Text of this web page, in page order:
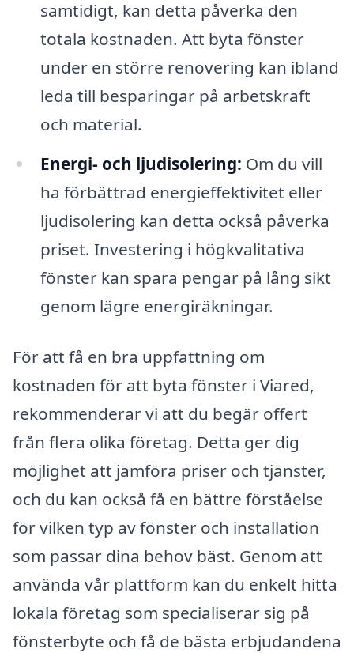
samtidigt, kan detta påverka den
totala kostnaden. Att byta fönster
under en större renovering kan ibland
leda till besparingar på arbetskraft
och material.
Energi- och ljudisolering: Om du vill
ha förbättrad energieffektivitet eller
ljudisolering kan detta också påverka
priset. Investering i högkvalitativa
fönster kan spara pengar på lång sikt
genom lägre energiräkningar.
För att få en bra uppfattning om
kostnaden för att byta fönster i Viared,
rekommenderar vi att du begär offert
från flera olika företag. Detta ger dig
möjlighet att jämföra priser och tjänster,
och du kan också få en bättre förståelse
för vilken typ av fönster och installation
som passar dina behov bäst. Genom att
använda vår plattform kan du enkelt hitta
lokala företag som specialiserar sig på
fönsterbyte och få de bästa erbjudandena